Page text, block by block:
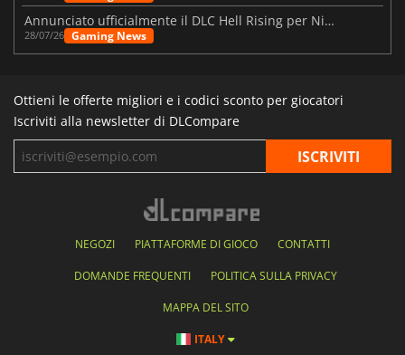
Annunciato ufficialmente il DLC Hell Rising per Nioh 3
28/07/26 Gaming News
Ottieni le offerte migliori e i codici sconto per giocatori
Iscriviti alla newsletter di DLCompare
NEGOZI PIATTAFORME DI GIOCO CONTATTI
DOMANDE FREQUENTI POLITICA SULLA PRIVACY
MAPPA DEL SITO
ITALY